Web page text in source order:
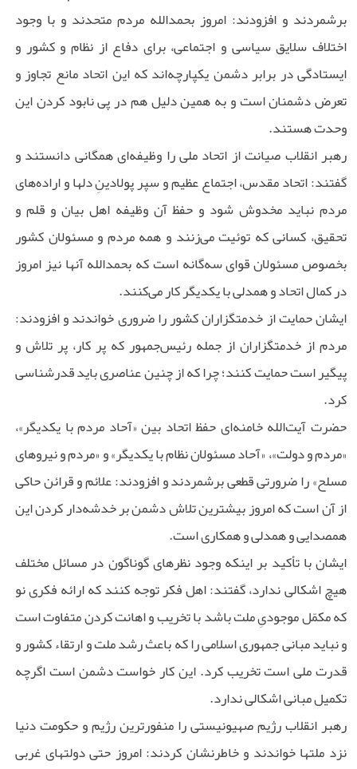
برشمردند و افزودند: امروز بحمدالله مردم متحدند و با وجود
اختلاف سلایق سیاسی و اجتماعی، برای دفاع از نظام و کشور و
ایستادگی در برابر دشمن یکپارچه‌اند که این اتحاد مانع تجاوز و
تعرض دشمنان است و به همین دلیل هم در پی نابود کردن این
وحدت هستند.
رهبر انقلاب صیانت از اتحاد ملی را وظیفه‌ای همگانی دانستند و
گفتند: اتحاد مقدس، اجتماع عظیم و سپر پولادینِ دلها و اراده‌های
مردم نباید مخدوش شود و حفظ آن وظیفه اهل بیان و قلم و
تحقیق، کسانی که توئیت می‌زنند و همه مردم و مسئولان کشور
بخصوص مسئولان قوای سه‌گانه است که بحمدالله آنها نیز امروز
در کمال اتحاد و همدلی با یکدیگر کار می‌کنند.
ایشان حمایت از خدمتگزاران کشور را ضروری خواندند و افزودند:
مردم از خدمتگزاران از جمله رئیس‌جمهور که پر کار، پر تلاش و
پیگیر است حمایت کنند؛ چرا که از چنین عناصری باید قدرشناسی
کرد.
حضرت آیت‌الله خامنه‌ای حفظ اتحاد بین «آحاد مردم با یکدیگر»،
«مردم و دولت»، «آحاد مسئولان نظام با یکدیگر» و «مردم و نیروهای
مسلح» را ضرورتی قطعی برشمردند و افزودند: علائم و قرائن حاکی
از آن است که امروز بیشترین تلاش دشمن بر خدشه‌دار کردن این
همصدایی و همدلی و همکاری است.
ایشان با تأکید بر اینکه وجود نظرهای گوناگون در مسائل مختلف
هیچ اشکالی ندارد، گفتند: اهل فکر توجه کنند که ارائه فکری نو
که مکمّل موجودیِ ملت باشد با تخریب و اهانت کردن متفاوت است
و نباید مبانی جمهوری اسلامی را که باعث رشد ملت و ارتقاء کشور و
قدرت ملی است تخریب کرد. این کار خواست دشمن است اگرچه
تکمیل مبانی اشکالی ندارد.
رهبر انقلاب رژیم صهیونیستی را منفورترین رژیم و حکومت دنیا
نزد ملتها خواندند و خاطرنشان کردند: امروز حتی دولتهای غربی